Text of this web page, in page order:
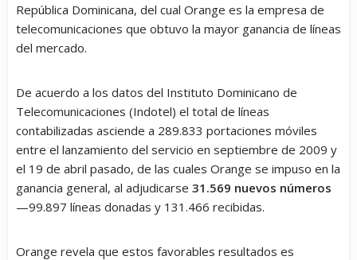
República Dominicana, del cual Orange es la empresa de
telecomunicaciones que obtuvo la mayor ganancia de líneas
del mercado.
De acuerdo a los datos del Instituto Dominicano de
Telecomunicaciones (Indotel) el total de líneas
contabilizadas asciende a 289.833 portaciones móviles
entre el lanzamiento del servicio en septiembre de 2009 y
el 19 de abril pasado, de las cuales Orange se impuso en la
ganancia general, al adjudicarse 31.569 nuevos números
—99.897 líneas donadas y 131.466 recibidas.
Orange revela que estos favorables resultados es